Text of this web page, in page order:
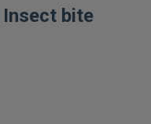
Insect bite